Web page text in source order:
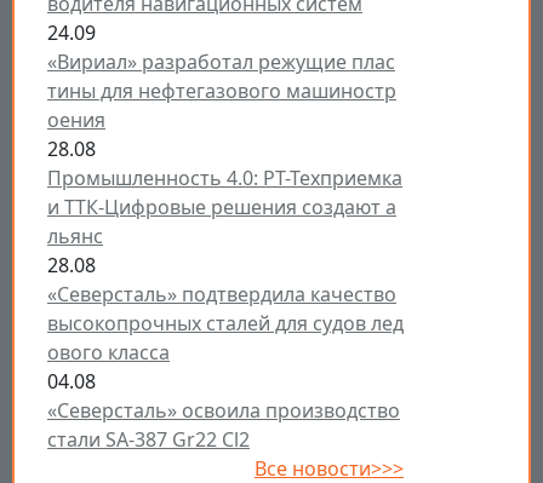
24.09
«Вириал» разработал режущие плас
тины для нефтегазового машиностр
оения
28.08
Промышленность 4.0: РТ-Техприемка
и ТТК-Цифровые решения создают а
льянс
28.08
«Северсталь» подтвердила качество
высокопрочных сталей для судов лед
ового класса
04.08
«Северсталь» освоила производство
стали SA-387 Gr22 Cl2
Все новости>>>